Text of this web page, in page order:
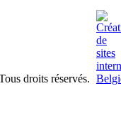
droits réservés.